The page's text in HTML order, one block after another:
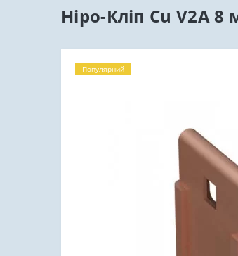
Ніро-Кліп Cu V2A
Популярний